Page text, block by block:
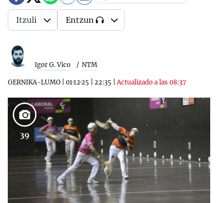
Igor G. Vico NTM
GERNIKA-LUMO 01·12·25 22:35 |Actualizado a las 08:37
Itzuli Entzun
39